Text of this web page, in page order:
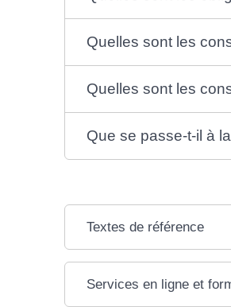
Quelles sont les
Quelles sont les
Que se passe-t-il à
Textes de référence
Services en ligne et